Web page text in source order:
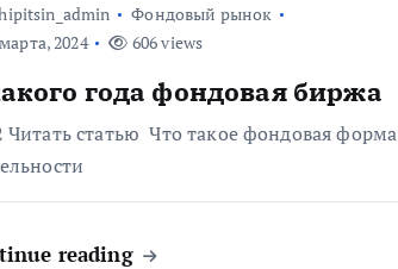
Фондовый рынок
2024
606 views
года фондовая биржа
Читать статью Что такое фондовая форма
reading